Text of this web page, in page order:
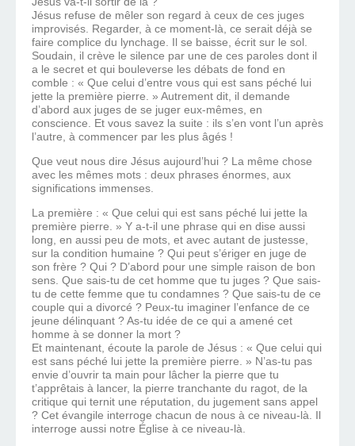
Jésus refuse de mêler son regard à ceux de ces juges
improvisés. Regarder, à ce moment-là, ce serait déjà se
faire complice du lynchage. Il se baisse, écrit sur le sol.
Soudain, il crève le silence par une de ces paroles dont il
a le secret et qui bouleverse les débats de fond en
comble : « Que celui d’entre vous qui est sans péché lui
jette la première pierre. » Autrement dit, il demande
d’abord aux juges de se juger eux-mêmes, en
conscience. Et vous savez la suite : ils s’en vont l’un après
l’autre, à commencer par les plus âgés !
Que veut nous dire Jésus aujourd’hui ? La même chose
avec les mêmes mots : deux phrases énormes, aux
significations immenses.
La première : « Que celui qui est sans péché lui jette la
première pierre. » Y a-t-il une phrase qui en dise aussi
long, en aussi peu de mots, et avec autant de justesse,
sur la condition humaine ? Qui peut s’ériger en juge de
son frère ? Qui ? D’abord pour une simple raison de bon
sens. Que sais-tu de cet homme que tu juges ? Que sais-
tu de cette femme que tu condamnes ? Que sais-tu de ce
couple qui a divorcé ? Peux-tu imaginer l’enfance de ce
jeune délinquant ? As-tu idée de ce qui a amené cet
homme à se donner la mort ?
Et maintenant, écoute la parole de Jésus : « Que celui qui
est sans péché lui jette la première pierre. » N’as-tu pas
envie d’ouvrir ta main pour lâcher la pierre que tu
t’apprêtais à lancer, la pierre tranchante du ragot, de la
critique qui ternit une réputation, du jugement sans appel
? Cet évangile interroge chacun de nous à ce niveau-là. Il
interroge aussi notre Église à ce niveau-là.